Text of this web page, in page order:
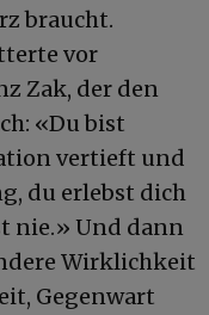
braucht.
vor
Zak, der den
«Du bist
vertieft und
du erlebst dich
nie.» Und dann
Wirklichkeit
Gegenwart